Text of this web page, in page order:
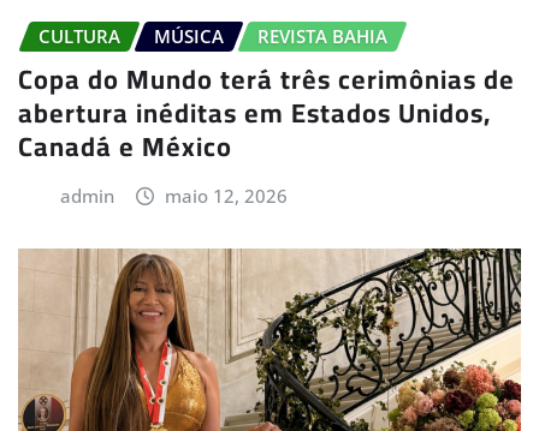
CULTURA MÚSICA REVISTA BAHIA
Copa do Mundo terá três cerimônias de
abertura inéditas em Estados Unidos,
Canadá e México
admin maio 12, 2026